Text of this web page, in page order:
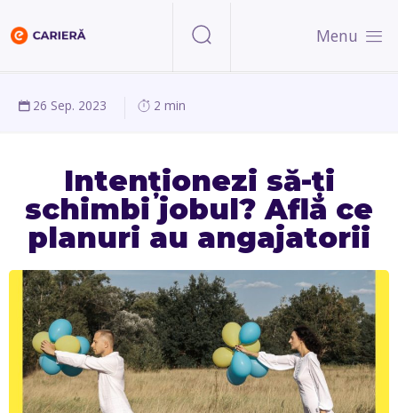
Menu
26 Sep. 2023 2 min
Intenționezi să-ți
schimbi jobul? Află ce
planuri au angajatorii